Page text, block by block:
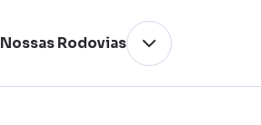
Nossas Rodovias